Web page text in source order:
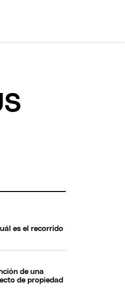
es el recorrido
de una
de propiedad